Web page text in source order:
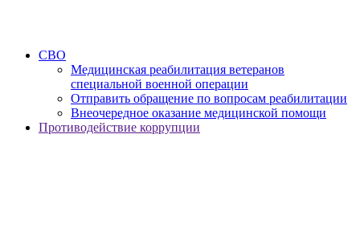
СВО
Медицинская реабилитация ветеранов
специальной военной операции
Отправить обращение по вопросам реабилитации
Внеочередное оказание медицинской помощи
Противодействие коррупции